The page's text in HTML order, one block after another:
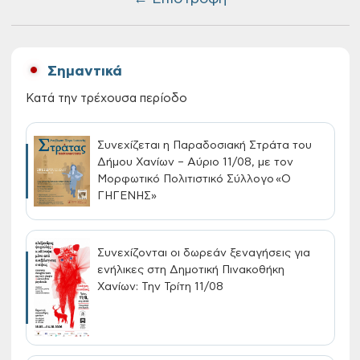
Σημαντικά
Κατά την τρέχουσα περίοδο
Συνεχίζεται η Παραδοσιακή Στράτα του
Δήμου Χανίων – Αύριο 11/08, με τον
Μορφωτικό Πολιτιστικό Σύλλογο «Ο
ΓΗΓΕΝΗΣ»
Συνεχίζονται οι δωρεάν ξεναγήσεις για
ενήλικες στη Δημοτική Πινακοθήκη
Χανίων: Την Τρίτη 11/08